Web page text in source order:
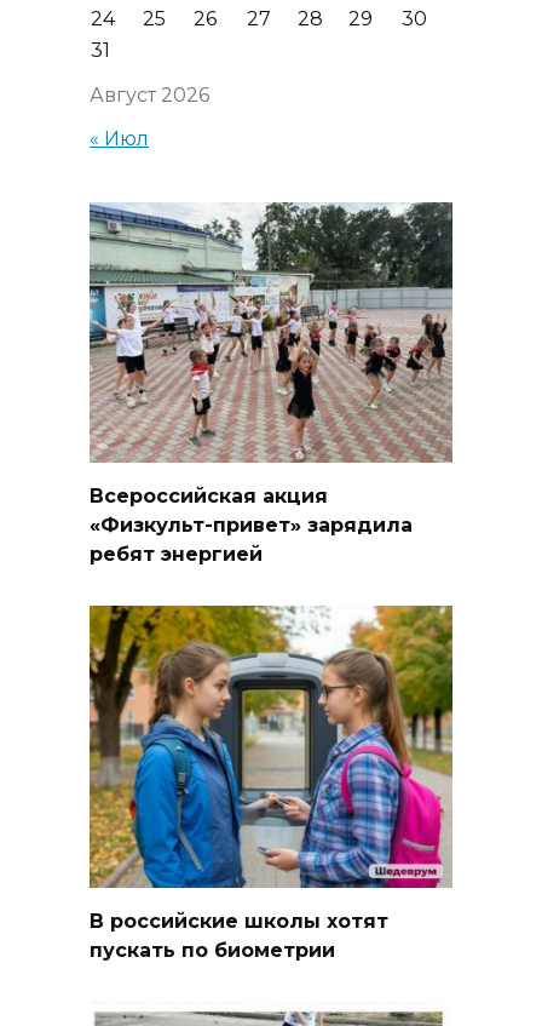
Август 2026
24
25 26 27 28 29
30
31
« Июл
Всероссийская акция
«Физкульт-привет» зарядила
ребят энергией
В российские школы хотят
пускать по биометрии